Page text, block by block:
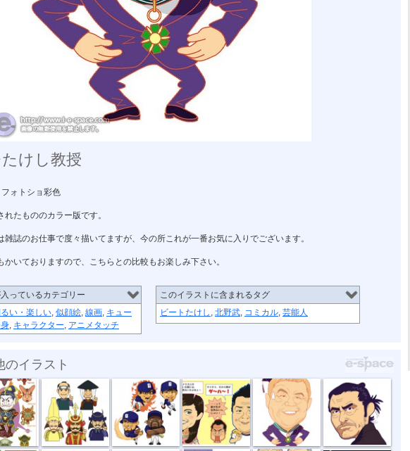
けし教授
ォトショ彩色
れたもののカラー版です。
雑誌のお仕事で度々描いてますが、今の所これが一番お気に入りでございます。
かいておりますので、こちらとの比較もお楽しみ下さい。
っているカテゴリー
い・楽しい, 似顔絵, 線画, キュー
, キャラクター, アニメタッチ
このイラストに含まれるタグ
ビートたけし , 北野武, コミカル, 芸能人
のイラスト
将・... 「スマホ武将... 昭和の侍（三...
片岡... 前職芸能人（... 健康オタク芸... 馬主＆馬面芸... 似顔絵（一般... 「バロン」プ...